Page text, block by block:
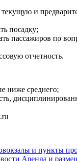
текущую и
посадку;
пассажиров по
отчетность.
ниже среднего;
и пункты
Аренда и